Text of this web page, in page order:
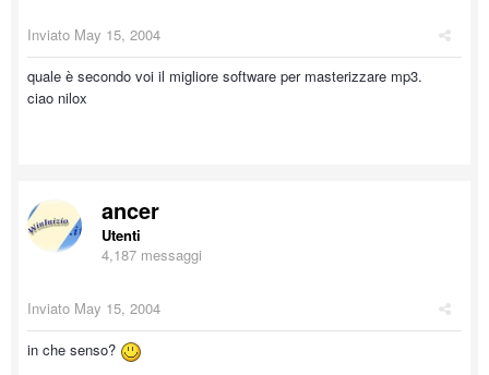
Inviato May 15, 2004
quale è secondo voi il migliore software per masterizzare mp3.
ciao nilox
ancer
Utenti
4,187 messaggi
Inviato May 15, 2004
in che senso?